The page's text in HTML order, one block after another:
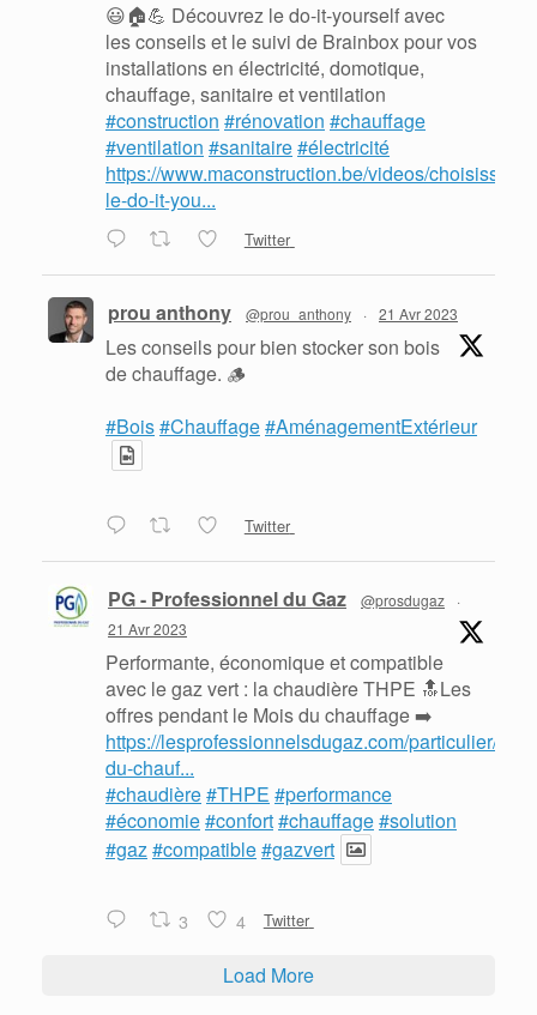
😃🏠💪 Découvrez le do-it-yourself avec
les conseils et le suivi de Brainbox pour vos
installations en électricité, domotique,
chauffage, sanitaire et ventilation
#construction #rénovation #chauffage
#ventilation #sanitaire#électricité
https://www.maconstruction.be/videos/choisissez-
le-do-it-you...
Twitter
prou anthony @prou_anthony · 21 Avr 2023
Les conseils pour bien stocker son bois
de chauffage. 🪵
#Bois#Chauffage#AménagementExtérieur
Twitter
PG - Professionnel du Gaz @prosdugaz
·
21 Avr 2023
Performante, économique et compatible
avec le gaz vert : la chaudière THPE 🔝Les
offres pendant le Mois du chauffage ➡️
https://lesprofessionnelsdugaz.com/particulier/
du-chauf...
#chaudière#THPE #performance
#économie#confort#chauffage#solution
#gaz#compatible#gazvert
3 4 Twitter
Load More